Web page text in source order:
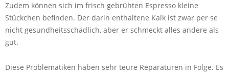
Zudem können sich im frisch gebrühten Espresso kleine
Stückchen befinden. Der darin enthaltene Kalk ist zwar per se
nicht gesundheitsschädlich, aber er schmeckt alles andere als
gut.
Diese Problematiken haben sehr teure Reparaturen in Folge. Es